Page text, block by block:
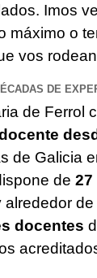
Imos
máximo o
vos
DE
de Ferrol
de Galicia
de 27
alrededor de
docentes